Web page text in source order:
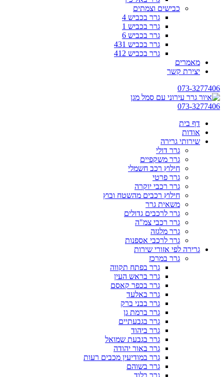
כבישים וצמתים
גרר בכביש 4
גרר בכביש 1
גרר בכביש 6
גרר בכביש 431
גרר בכביש 412
מאמרים
יצירת קשר
073-3277406
073-3277406
דף בית
אודות
שירותי גרירה
גרר דולי
גרר משקפיים
חילוץ רכב חשמלי
גרר פרטי
גרר רכבי יוקרה
חילוץ רכבים מהשטח ובוץ
משאית גרר
גרר לרכבים גדולים
גרר רכבי צמ"ה
גרר מלגזה
גרר לרכבי אספנות
גרירה לפי אזורי שירות
גרר במרכז
גרר בפתח תקווה
גרר בראש העין
גרר בכפר קאסם
גרר באלעד
גרר בבני ברק
גרר ברמת גן
גרר בגבעתיים
גרר ביהוד
גרר בגבעת שמואל
גרר באור יהודה
גרר במודיעין מכבים רעות
גרר בשוהם
גרר בלוד